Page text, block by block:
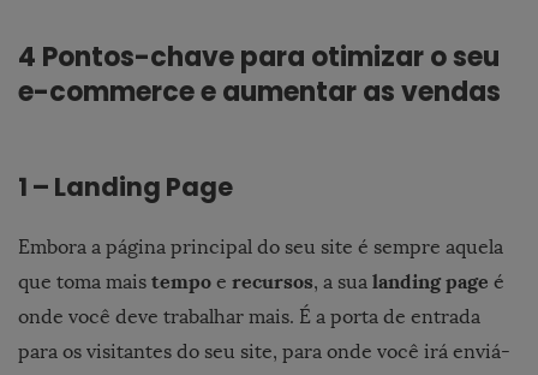
4 Pontos-chave para otimizar o seu
e-commerce e aumentar as vendas
1 – Landing Page
Embora a página principal do seu site é sempre aquela
que toma mais tempo e recursos, a sua landing page é
onde você deve trabalhar mais. É a porta de entrada
para os visitantes do seu site, para onde você irá enviá-